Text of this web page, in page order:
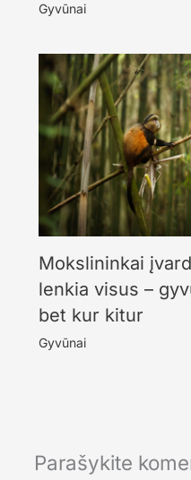
Gyvūnai
Mokslininkai
lenkia visus –
bet kur kitur
Gyvūnai
Parašykite